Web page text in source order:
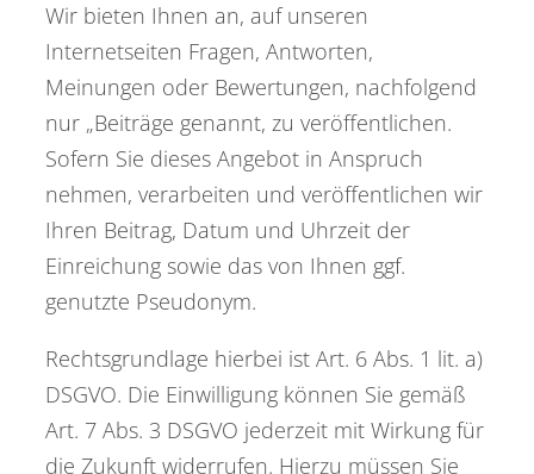
Wir bieten Ihnen an, auf unseren
Internetseiten Fragen, Antworten,
Meinungen oder Bewertungen, nachfolgend
nur „Beiträge genannt, zu veröffentlichen.
Sofern Sie dieses Angebot in Anspruch
nehmen, verarbeiten und veröffentlichen wir
Ihren Beitrag, Datum und Uhrzeit der
Einreichung sowie das von Ihnen ggf.
genutzte Pseudonym.
Rechtsgrundlage hierbei ist Art. 6 Abs. 1 lit. a)
DSGVO. Die Einwilligung können Sie gemäß
Art. 7 Abs. 3 DSGVO jederzeit mit Wirkung für
die Zukunft widerrufen. Hierzu müssen Sie